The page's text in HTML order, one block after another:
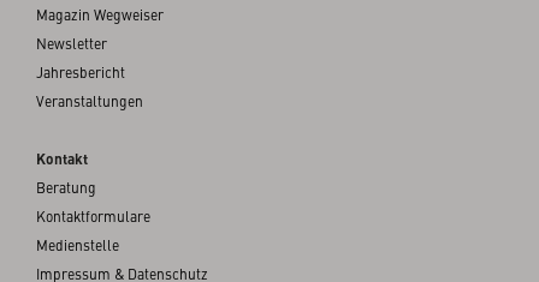
Magazin Wegweiser
Newsletter
Jahresbericht
Veranstaltungen
Kontakt
Beratung
Kontaktformulare
Medienstelle
Impressum & Datenschutz